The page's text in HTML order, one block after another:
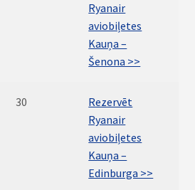
Ryanair
aviobiļetes
Kauņa –
Šenona >>
30
Rezervēt
Ryanair
aviobiļetes
Kauņa –
Edinburga >>